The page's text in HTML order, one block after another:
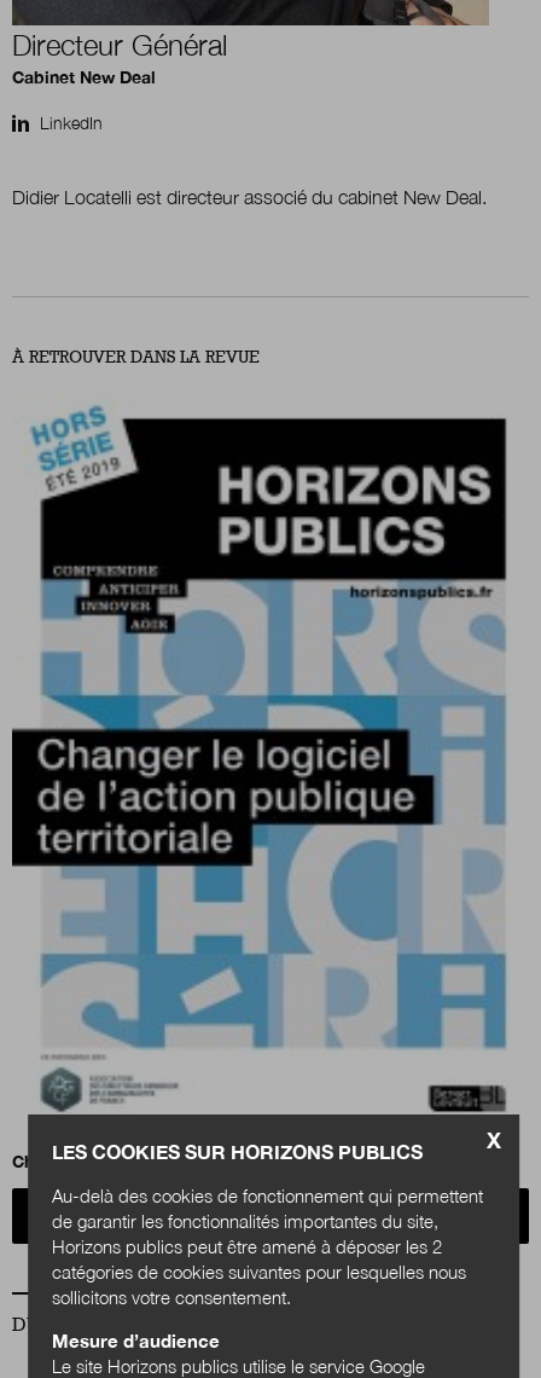
Nous contacter
Newsletter
de la transformation publique.
Directeur Général
Cabinet New Deal
LinkedIn
Didier Locatelli est directeur associé du cabinet New Deal.
À RETROUVER DANS LA REVUE
Changer le logiciel de l'action publique territoriale
Acheter
DU MÊME AUTEUR
X
LES COOKIES SUR HORIZONS PUBLICS
Au-delà des cookies de fonctionnement qui permettent
de garantir les fonctionnalités importantes du site,
Horizons publics peut être amené à déposer les 2
catégories de cookies suivantes pour lesquelles nous
sollicitons votre consentement.
Mesure d’audience
Le site Horizons publics utilise le service Google